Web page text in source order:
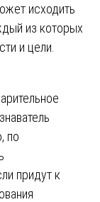
исходить
из которых
и цели.
по
придут к